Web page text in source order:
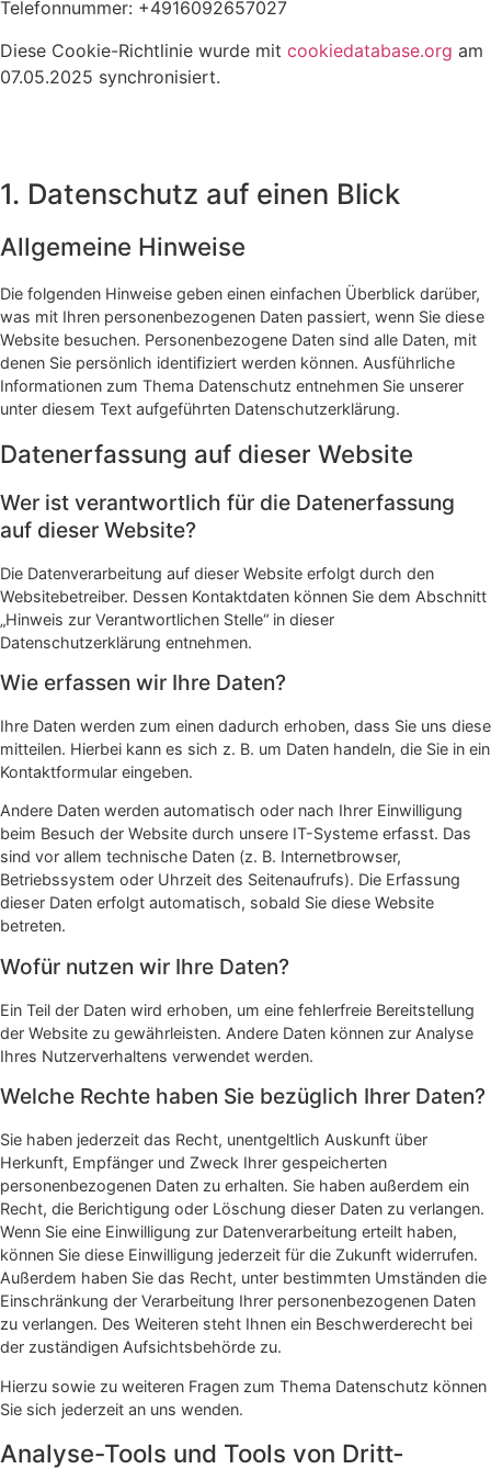
Telefonnummer: +4916092657027
Diese Cookie-Richtlinie wurde mit cookiedatabase.org am
07.05.2025 synchronisiert.
1. Datenschutz auf einen Blick
Allgemeine Hinweise
Die folgenden Hinweise geben einen einfachen Überblick darüber,
was mit Ihren personenbezogenen Daten passiert, wenn Sie diese
Website besuchen. Personenbezogene Daten sind alle Daten, mit
denen Sie persönlich identifiziert werden können. Ausführliche
Informationen zum Thema Datenschutz entnehmen Sie unserer
unter diesem Text aufgeführten Datenschutzerklärung.
Datenerfassung auf dieser Website
Wer ist verantwortlich für die Datenerfassung
auf dieser Website?
Die Datenverarbeitung auf dieser Website erfolgt durch den
Websitebetreiber. Dessen Kontaktdaten können Sie dem Abschnitt
„Hinweis zur Verantwortlichen Stelle“ in dieser
Datenschutzerklärung entnehmen.
Wie erfassen wir Ihre Daten?
Ihre Daten werden zum einen dadurch erhoben, dass Sie uns diese
mitteilen. Hierbei kann es sich z. B. um Daten handeln, die Sie in ein
Kontaktformular eingeben.
Andere Daten werden automatisch oder nach Ihrer Einwilligung
beim Besuch der Website durch unsere IT-Systeme erfasst. Das
sind vor allem technische Daten (z. B. Internetbrowser,
Betriebssystem oder Uhrzeit des Seitenaufrufs). Die Erfassung
dieser Daten erfolgt automatisch, sobald Sie diese Website
betreten.
Wofür nutzen wir Ihre Daten?
Ein Teil der Daten wird erhoben, um eine fehlerfreie Bereitstellung
der Website zu gewährleisten. Andere Daten können zur Analyse
Ihres Nutzerverhaltens verwendet werden.
Welche Rechte haben Sie bezüglich Ihrer Daten?
Sie haben jederzeit das Recht, unentgeltlich Auskunft über
Herkunft, Empfänger und Zweck Ihrer gespeicherten
personenbezogenen Daten zu erhalten. Sie haben außerdem ein
Recht, die Berichtigung oder Löschung dieser Daten zu verlangen.
Wenn Sie eine Einwilligung zur Datenverarbeitung erteilt haben,
können Sie diese Einwilligung jederzeit für die Zukunft widerrufen.
Außerdem haben Sie das Recht, unter bestimmten Umständen die
Einschränkung der Verarbeitung Ihrer personenbezogenen Daten
zu verlangen. Des Weiteren steht Ihnen ein Beschwerderecht bei
der zuständigen Aufsichtsbehörde zu.
Hierzu sowie zu weiteren Fragen zum Thema Datenschutz können
Sie sich jederzeit an uns wenden.
Analyse-Tools und Tools von Dritt­